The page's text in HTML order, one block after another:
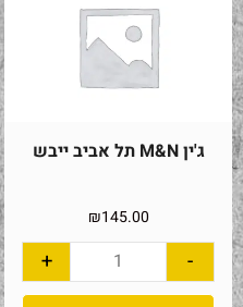
ג'ין M&N תל אביב ייבש
₪145.00
-
+